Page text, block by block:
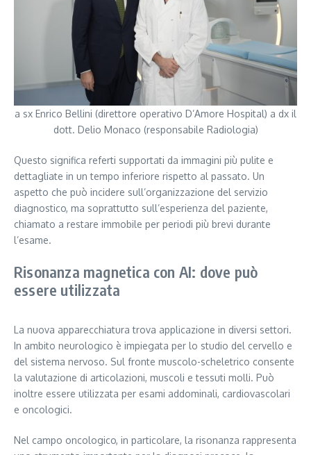
a sx Enrico Bellini (direttore operativo D’Amore Hospital) a dx il
dott. Delio Monaco (responsabile Radiologia)
Questo significa referti supportati da immagini più pulite e
dettagliate in un tempo inferiore rispetto al passato. Un
aspetto che può incidere sull’organizzazione del servizio
diagnostico, ma soprattutto sull’esperienza del paziente,
chiamato a restare immobile per periodi più brevi durante
l’esame.
Risonanza magnetica con AI: dove può
essere utilizzata
La nuova apparecchiatura trova applicazione in diversi settori.
In ambito neurologico è impiegata per lo studio del cervello e
del sistema nervoso. Sul fronte muscolo-scheletrico consente
la valutazione di articolazioni, muscoli e tessuti molli. Può
inoltre essere utilizzata per esami addominali, cardiovascolari
e oncologici.
Nel campo oncologico, in particolare, la risonanza rappresenta